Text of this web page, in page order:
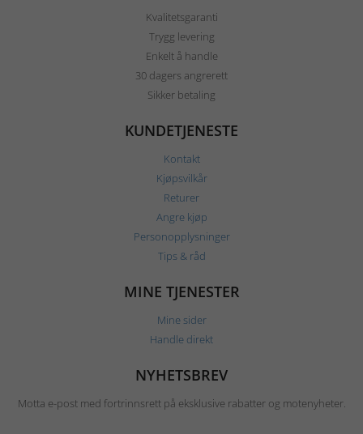
Kvalitetsgaranti
Trygg levering
Enkelt å handle
30 dagers angrerett
Sikker betaling
KUNDETJENESTE
Kontakt
Kjøpsvilkår
Returer
Angre kjøp
Personopplysninger
Tips & råd
MINE TJENESTER
Mine sider
Handle direkt
NYHETSBREV
Motta e-post med fortrinnsrett på eksklusive rabatter og motenyheter.